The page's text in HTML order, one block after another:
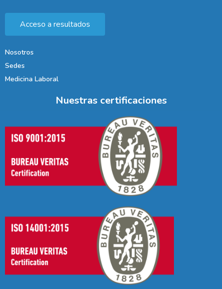
Acceso a resultados
Nosotros
Sedes
Medicina Laboral
Nuestras certificaciones